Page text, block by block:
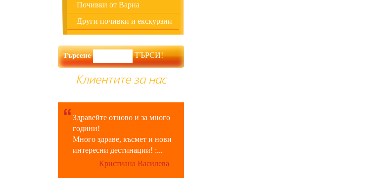
Почивки от Варна
Други почивки и екскурзии
Търсене
Клиентите за нас
Здравейте отново и за много
години!
Много здраве, късмет и нови
интересни дестинации! :...
Кристиана Василева